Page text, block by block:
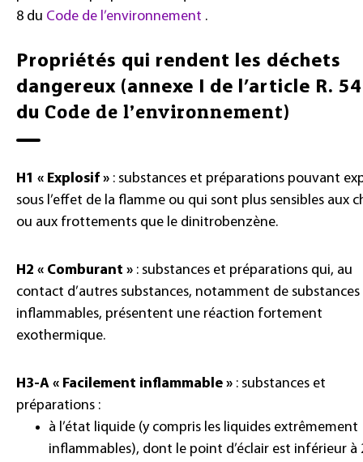
8 du Code de l’environnement .
Propriétés qui rendent les déchets
dangereux (annexe I de l’article R.
du Code de l’environnement)
H1 « Explosif » : substances et préparations pouvant
sous l’effet de la flamme ou qui sont plus sensibles aux
ou aux frottements que le dinitrobenzène.
H2 « Comburant » : substances et préparations qui, au
contact d’autres substances, notamment de substances
inflammables, présentent une réaction fortement
exothermique.
H3-A « Facilement inflammable » : substances et
préparations :
à l’état liquide (y compris les liquides extrêmement
inflammables), dont le point d’éclair est inférieur à